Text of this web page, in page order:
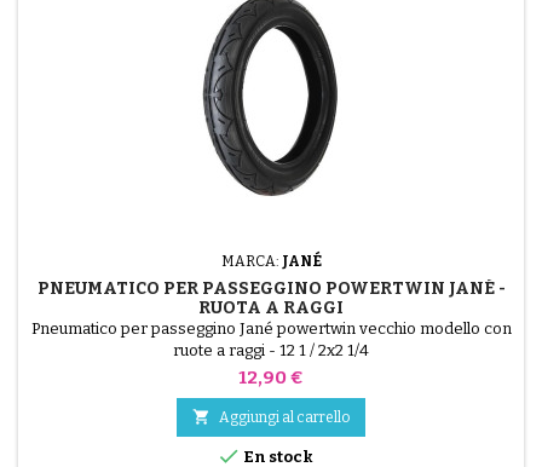
MARCA: JANÉ
PNEUMATICO PER PASSEGGINO POWERTWIN JANÉ -
RUOTA A RAGGI
Pneumatico per passeggino Jané powertwin vecchio modello con
ruote a raggi - 12 1 / 2x2 1/4
Prezzo
12,90 €
 Aggiungi al carrello
 En stock